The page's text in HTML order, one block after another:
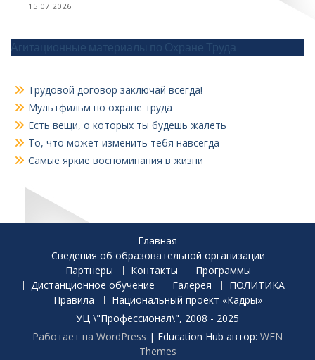
15.07.2026
Агитационные материалы по Охране Труда
Трудовой договор заключай всегда!
Мультфильм по охране труда
Есть вещи, о которых ты будешь жалеть
То, что может изменить тебя навсегда
Самые яркие воспоминания в жизни
Главная
Сведения об образовательной организации
Партнеры
Контакты
Программы
Дистанционное обучение
Галерея
ПОЛИТИКА
Правила
Национальный проект «Кадры»
УЦ \"Профессионал\", 2008 - 2025
Работает на WordPress | Education Hub автор: WEN
Themes